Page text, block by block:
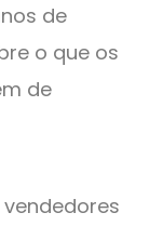
de
o que os
de